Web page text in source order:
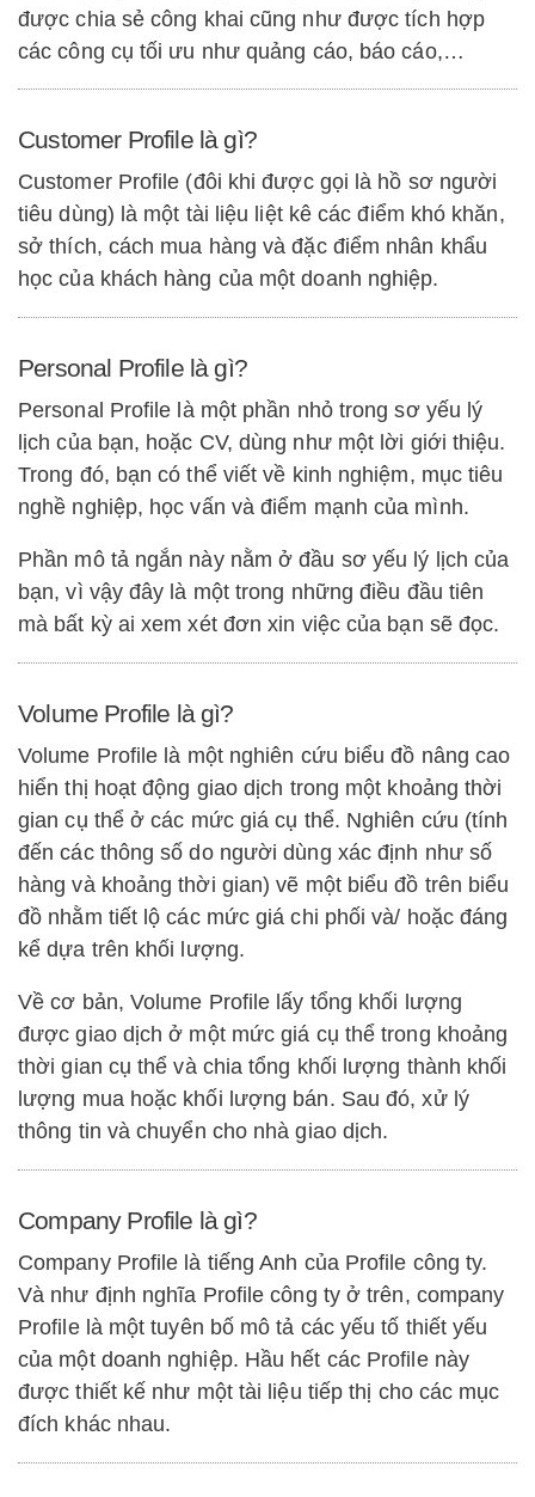
được chia sẻ công khai cũng như được tích hợp
các công cụ tối ưu như quảng cáo, báo cáo,…
Customer Profile là gì?
Customer Profile (đôi khi được gọi là hồ sơ người
tiêu dùng) là một tài liệu liệt kê các điểm khó khăn,
sở thích, cách mua hàng và đặc điểm nhân khẩu
học của khách hàng của một doanh nghiệp.
Personal Profile là gì?
Personal Profile là một phần nhỏ trong sơ yếu lý
lịch của bạn, hoặc CV, dùng như một lời giới thiệu.
Trong đó, bạn có thể viết về kinh nghiệm, mục tiêu
nghề nghiệp, học vấn và điểm mạnh của mình.
Phần mô tả ngắn này nằm ở đầu sơ yếu lý lịch của
bạn, vì vậy đây là một trong những điều đầu tiên
mà bất kỳ ai xem xét đơn xin việc của bạn sẽ đọc.
Volume Profile là gì?
Volume Profile là một nghiên cứu biểu đồ nâng cao
hiển thị hoạt động giao dịch trong một khoảng thời
gian cụ thể ở các mức giá cụ thể. Nghiên cứu (tính
đến các thông số do người dùng xác định như số
hàng và khoảng thời gian) vẽ một biểu đồ trên biểu
đồ nhằm tiết lộ các mức giá chi phối và/ hoặc đáng
kể dựa trên khối lượng.
Về cơ bản, Volume Profile lấy tổng khối lượng
được giao dịch ở một mức giá cụ thể trong khoảng
thời gian cụ thể và chia tổng khối lượng thành khối
lượng mua hoặc khối lượng bán. Sau đó, xử lý
thông tin và chuyển cho nhà giao dịch.
Company Profile là gì?
Company Profile là tiếng Anh của Profile công ty.
Và như định nghĩa Profile công ty ở trên, company
Profile là một tuyên bố mô tả các yếu tố thiết yếu
của một doanh nghiệp. Hầu hết các Profile này
được thiết kế như một tài liệu tiếp thị cho các mục
đích khác nhau.